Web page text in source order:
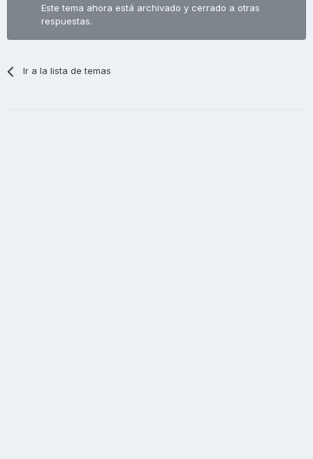
Este tema ahora está archivado y cerrado a otras
respuestas.
Ir a la lista de temas